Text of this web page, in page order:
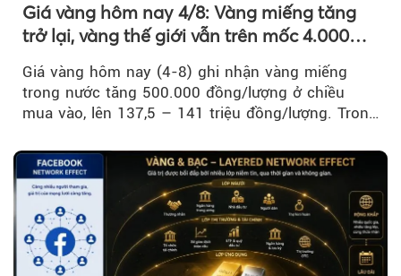
Giá vàng hôm nay 4/8: Vàng miếng tăng
trở lại, vàng thế giới vẫn trên mốc 4.000
Giá vàng hôm nay (4-8) ghi nhận vàng miếng
trong nước tăng 500.000 đồng/lượng ở chiều
mua vào, lên 137,5 – 141 triệu đồng/lượng. Trong
trì trên ngưỡng 4.000 USD/ounce.